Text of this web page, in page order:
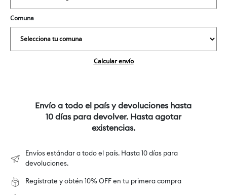
Comuna
Calcular envío
Envío a todo el país y devoluciones hasta
10 días para devolver. Hasta agotar
existencias.
Envíos estándar a todo el país. Hasta 10 días para
devoluciones.
Regístrate y obtén 10% OFF en tu primera compra